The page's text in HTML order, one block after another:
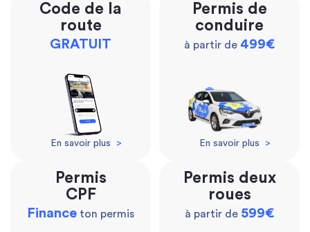
Code de la
route
GRATUIT
En savoir plus >
Permis de
conduire
à partir de 499€
En savoir plus >
Permis
CPF
Finance ton permis
Permis deux
roues
à partir de 599€